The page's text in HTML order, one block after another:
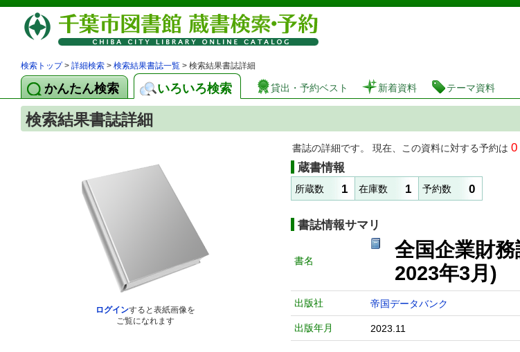
図書館 蔵書検索・予約システム
検索トップ> 詳細検索 > 検索結果書誌一覧 > 検索結果書誌詳細
かんたん検索 いろいろ検索 貸出・予約ベスト 新着資料 テーマ資料
検索結果書誌詳細
ログインすると表紙画像を
ご覧になれます
書誌の詳細です。 現在、この資料に対する予約は 0
蔵書情報
所蔵数 1 在庫数 1 予約数 0
書誌情報サマリ
書名
全国企業財
2023年3月)
出版社 帝国データバンク
出版年月 2023.11